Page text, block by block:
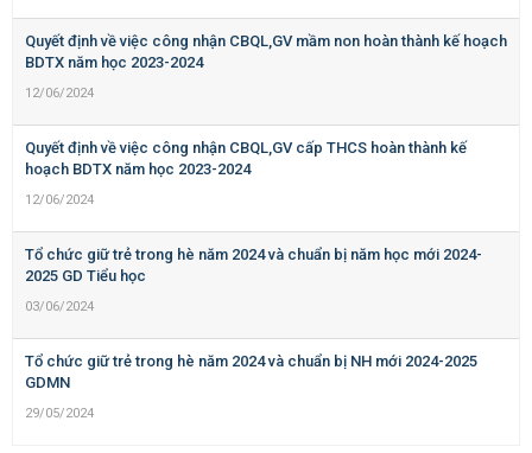
Quyết định về việc công nhận CBQL,GV mầm non hoàn thành kế hoạch
BDTX năm học 2023-2024
12/06/2024
Quyết định về việc công nhận CBQL,GV cấp THCS hoàn thành kế
hoạch BDTX năm học 2023-2024
12/06/2024
Tổ chức giữ trẻ trong hè năm 2024 và chuẩn bị năm học mới 2024-
2025 GD Tiểu học
03/06/2024
Tổ chức giữ trẻ trong hè năm 2024 và chuẩn bị NH mới 2024-2025
GDMN
29/05/2024